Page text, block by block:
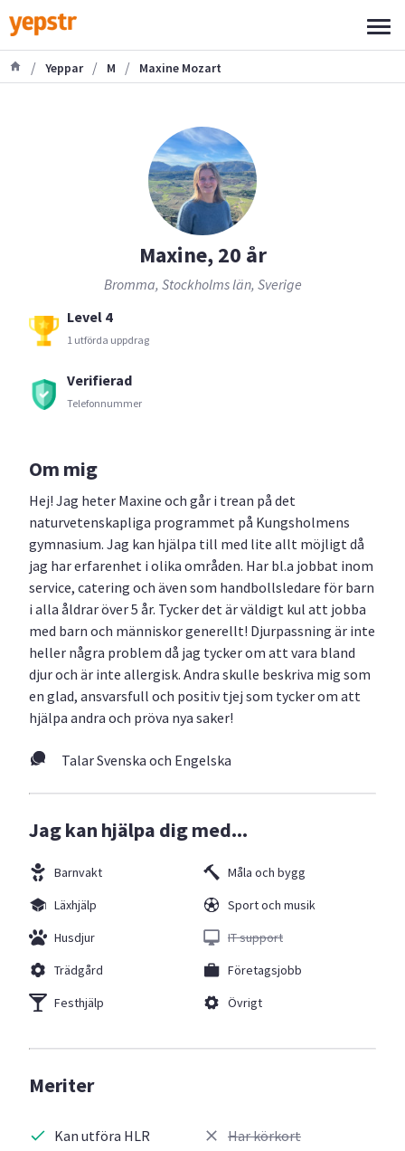
/ Yeppar / M / Maxine Mozart
Maxine, 20 år
Bromma, Stockholms län, Sverige
Level 4
1 utförda uppdrag
Verifierad
Telefonnummer
Om mig
Hej! Jag heter Maxine och går i trean på det
naturvetenskapliga programmet på Kungsholmens
gymnasium. Jag kan hjälpa till med lite allt möjligt då
jag har erfarenhet i olika områden. Har bl.a jobbat inom
service, catering och även som handbollsledare för barn
i alla åldrar över 5 år. Tycker det är väldigt kul att jobba
med barn och människor generellt! Djurpassning är inte
heller några problem då jag tycker om att vara bland
djur och är inte allergisk. Andra skulle beskriva mig som
en glad, ansvarsfull och positiv tjej som tycker om att
hjälpa andra och pröva nya saker!
Talar Svenska och Engelska
Jag kan hjälpa dig med...
Barnvakt
Läxhjälp
Husdjur
Trädgård
Festhjälp
Måla och bygg
Sport och musik
IT support
Företagsjobb
Övrigt
Meriter
Kan utföra HLR Har körkort